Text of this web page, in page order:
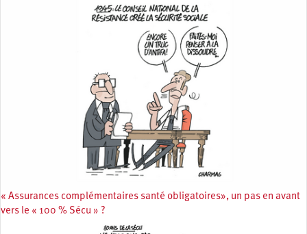
« Assurances complémentaires santé obligatoires», un pas en avant
vers le « 100 % Sécu » ?